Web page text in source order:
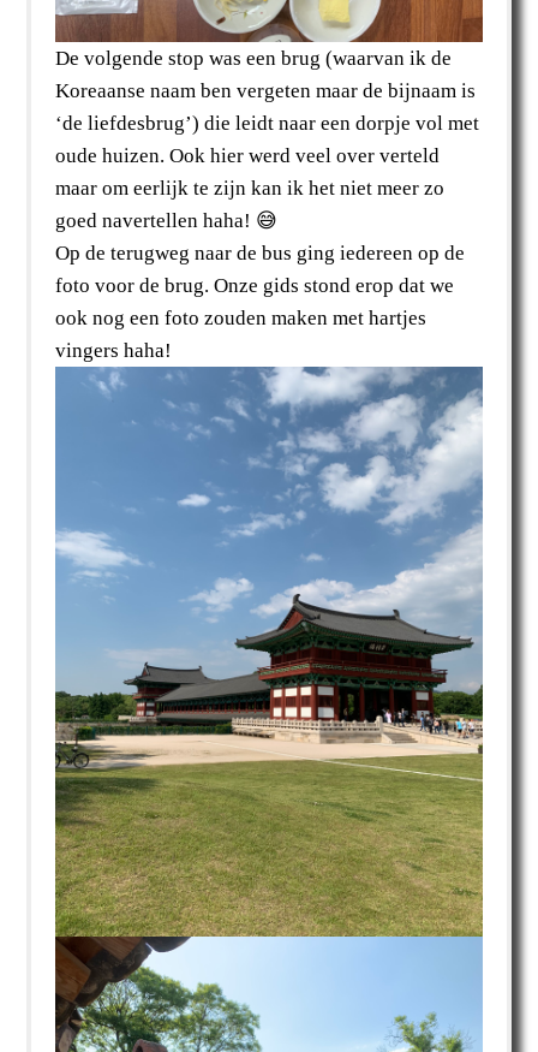
De volgende stop was een brug (waarvan ik de
Koreaanse naam ben vergeten maar de bijnaam is
‘de liefdesbrug’) die leidt naar een dorpje vol met
oude huizen. Ook hier werd veel over verteld
maar om eerlijk te zijn kan ik het niet meer zo
goed navertellen haha! 😅
Op de terugweg naar de bus ging iedereen op de
foto voor de brug. Onze gids stond erop dat we
ook nog een foto zouden maken met hartjes
vingers haha!